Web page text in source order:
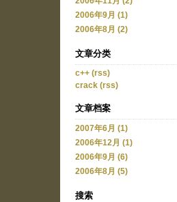
2006年9月 (1)
2006年8月 (2)
文章分类
c++ (rss)
crack (rss)
文章档案
2007年6月 (1)
2006年12月 (1)
2006年9月 (6)
2006年8月 (5)
搜索